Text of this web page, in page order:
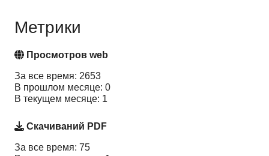
Метрики
Просмотров web
За все время: 2653
В прошлом месяце: 0
В текущем месяце: 1
Скачиваний PDF
За все время: 75